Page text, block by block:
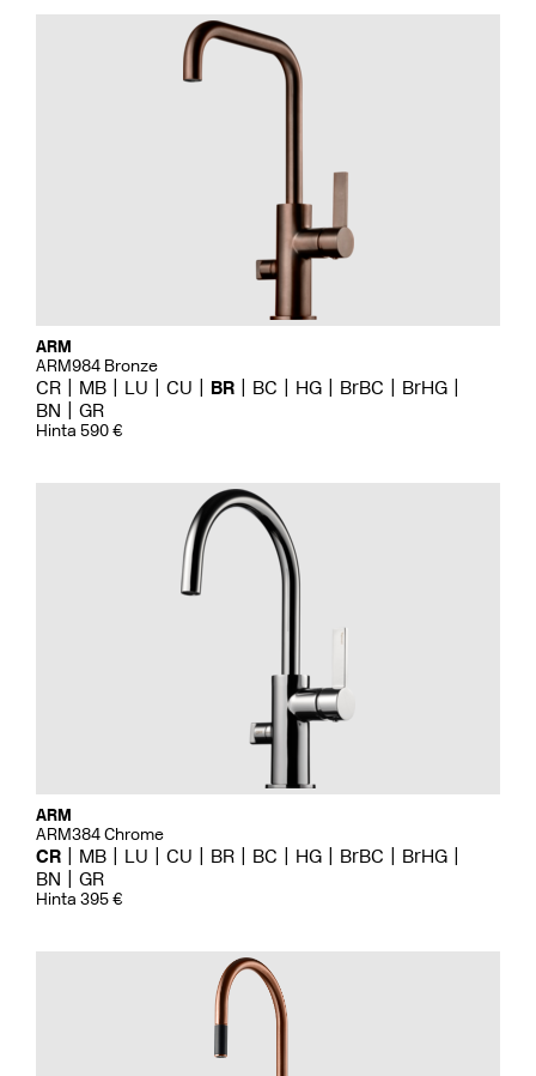
ARM
ARM984 Bronze
CR MB LU CU BR BC HG BrBC
BrHG
BN
GR
Hinta 590 €
ARM
ARM384 Chrome
CR MB LU CU BR BC HG BrBC
BrHG
BN
GR
Hinta 395 €